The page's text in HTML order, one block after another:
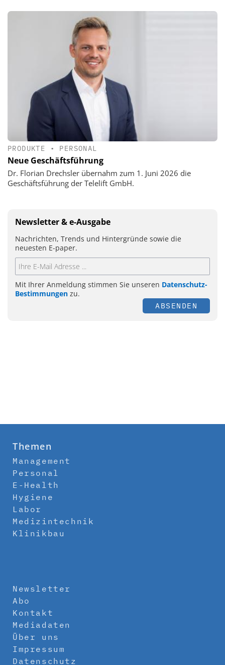
PRODUKTE • PERSONAL
Neue Geschäftsführung
Dr. Florian Drechsler übernahm zum 1. Juni 2026 die
Geschäftsführung der Telelift GmbH.
Newsletter & e-Ausgabe
Nachrichten, Trends und Hintergründe sowie die
neuesten E-paper.
Mit Ihrer Anmeldung stimmen Sie unseren Datenschutz-
Bestimmungen zu.
ABSENDEN
Themen
Management
Personal
E-Health
Hygiene
Labor
Medizintechnik
Klinikbau
Newsletter
Abo
Kontakt
Mediadaten
Über uns
Impressum
Datenschutz